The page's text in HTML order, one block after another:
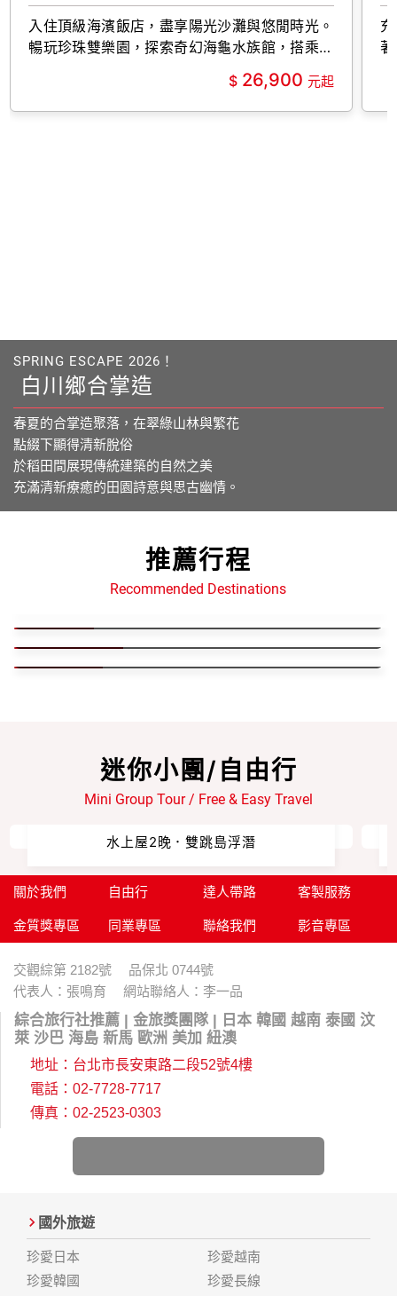
入住頂級海濱飯店，盡享陽光沙灘與悠閒時光。
暢玩珍珠雙樂園，探索奇幻海龜水族館，搭乘香
島跨海纜車俯瞰碧海藍天，夜訪VUI-FEST感受
26,900
SPRING ESCAPE 2026！
白川鄉合掌造
春夏的合掌造聚落，在翠綠山林與繁花
點綴下顯得清新脫俗
於稻田間展現傳統建築的自然之美
充滿清新療癒的田園詩意與思古幽情。
推薦行程
Recommended Destinations
越南
越南魅力綻放！古街風情、美食飄香、壯麗自然交織，從下龍
灣到會安，帶您深入探索越南的精彩與浪漫！
日本文化之旅：從東京繁華到京都古樸.傳統文化與現代科技
汶萊探秘黃金國度的壯麗景色
精選國外熱門行程
迷你小團/自由行
Mini Group Tour / Free & Easy Travel
水上屋2晚．雙跳島浮潛
關於我們 自由行 達人帶路 客製服務
金質獎專區 同業專區 聯絡我們 影音專區
交觀綜第 2182號 品保北 0744號
代表人：張鳴育 網站聯絡人：李一品
綜合旅行社推薦 | 金旅獎團隊 | 日本 韓國 越南 泰國 汶
萊 沙巴 海島 新馬 歐洲 美加 紐澳
地址：台北市長安東路二段52號4樓
電話：02-7728-7717
傳真：02-2523-0303
國外旅遊
珍愛日本
珍愛韓國
珍愛越南
珍愛長線